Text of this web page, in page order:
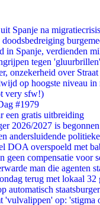
Spanje na
in Spanje, verdienden
tegen
onzekerheid over
op hoogste niveau in
very sfw!)
#1979
een gratis uitbreiding
2026/2027 is begonnen
andersluidende
DOA overspoeld met
geen compensatie voor
man die agenten
terug met lokaal 32
automatisch
'vulvalippen' op: 'stigma